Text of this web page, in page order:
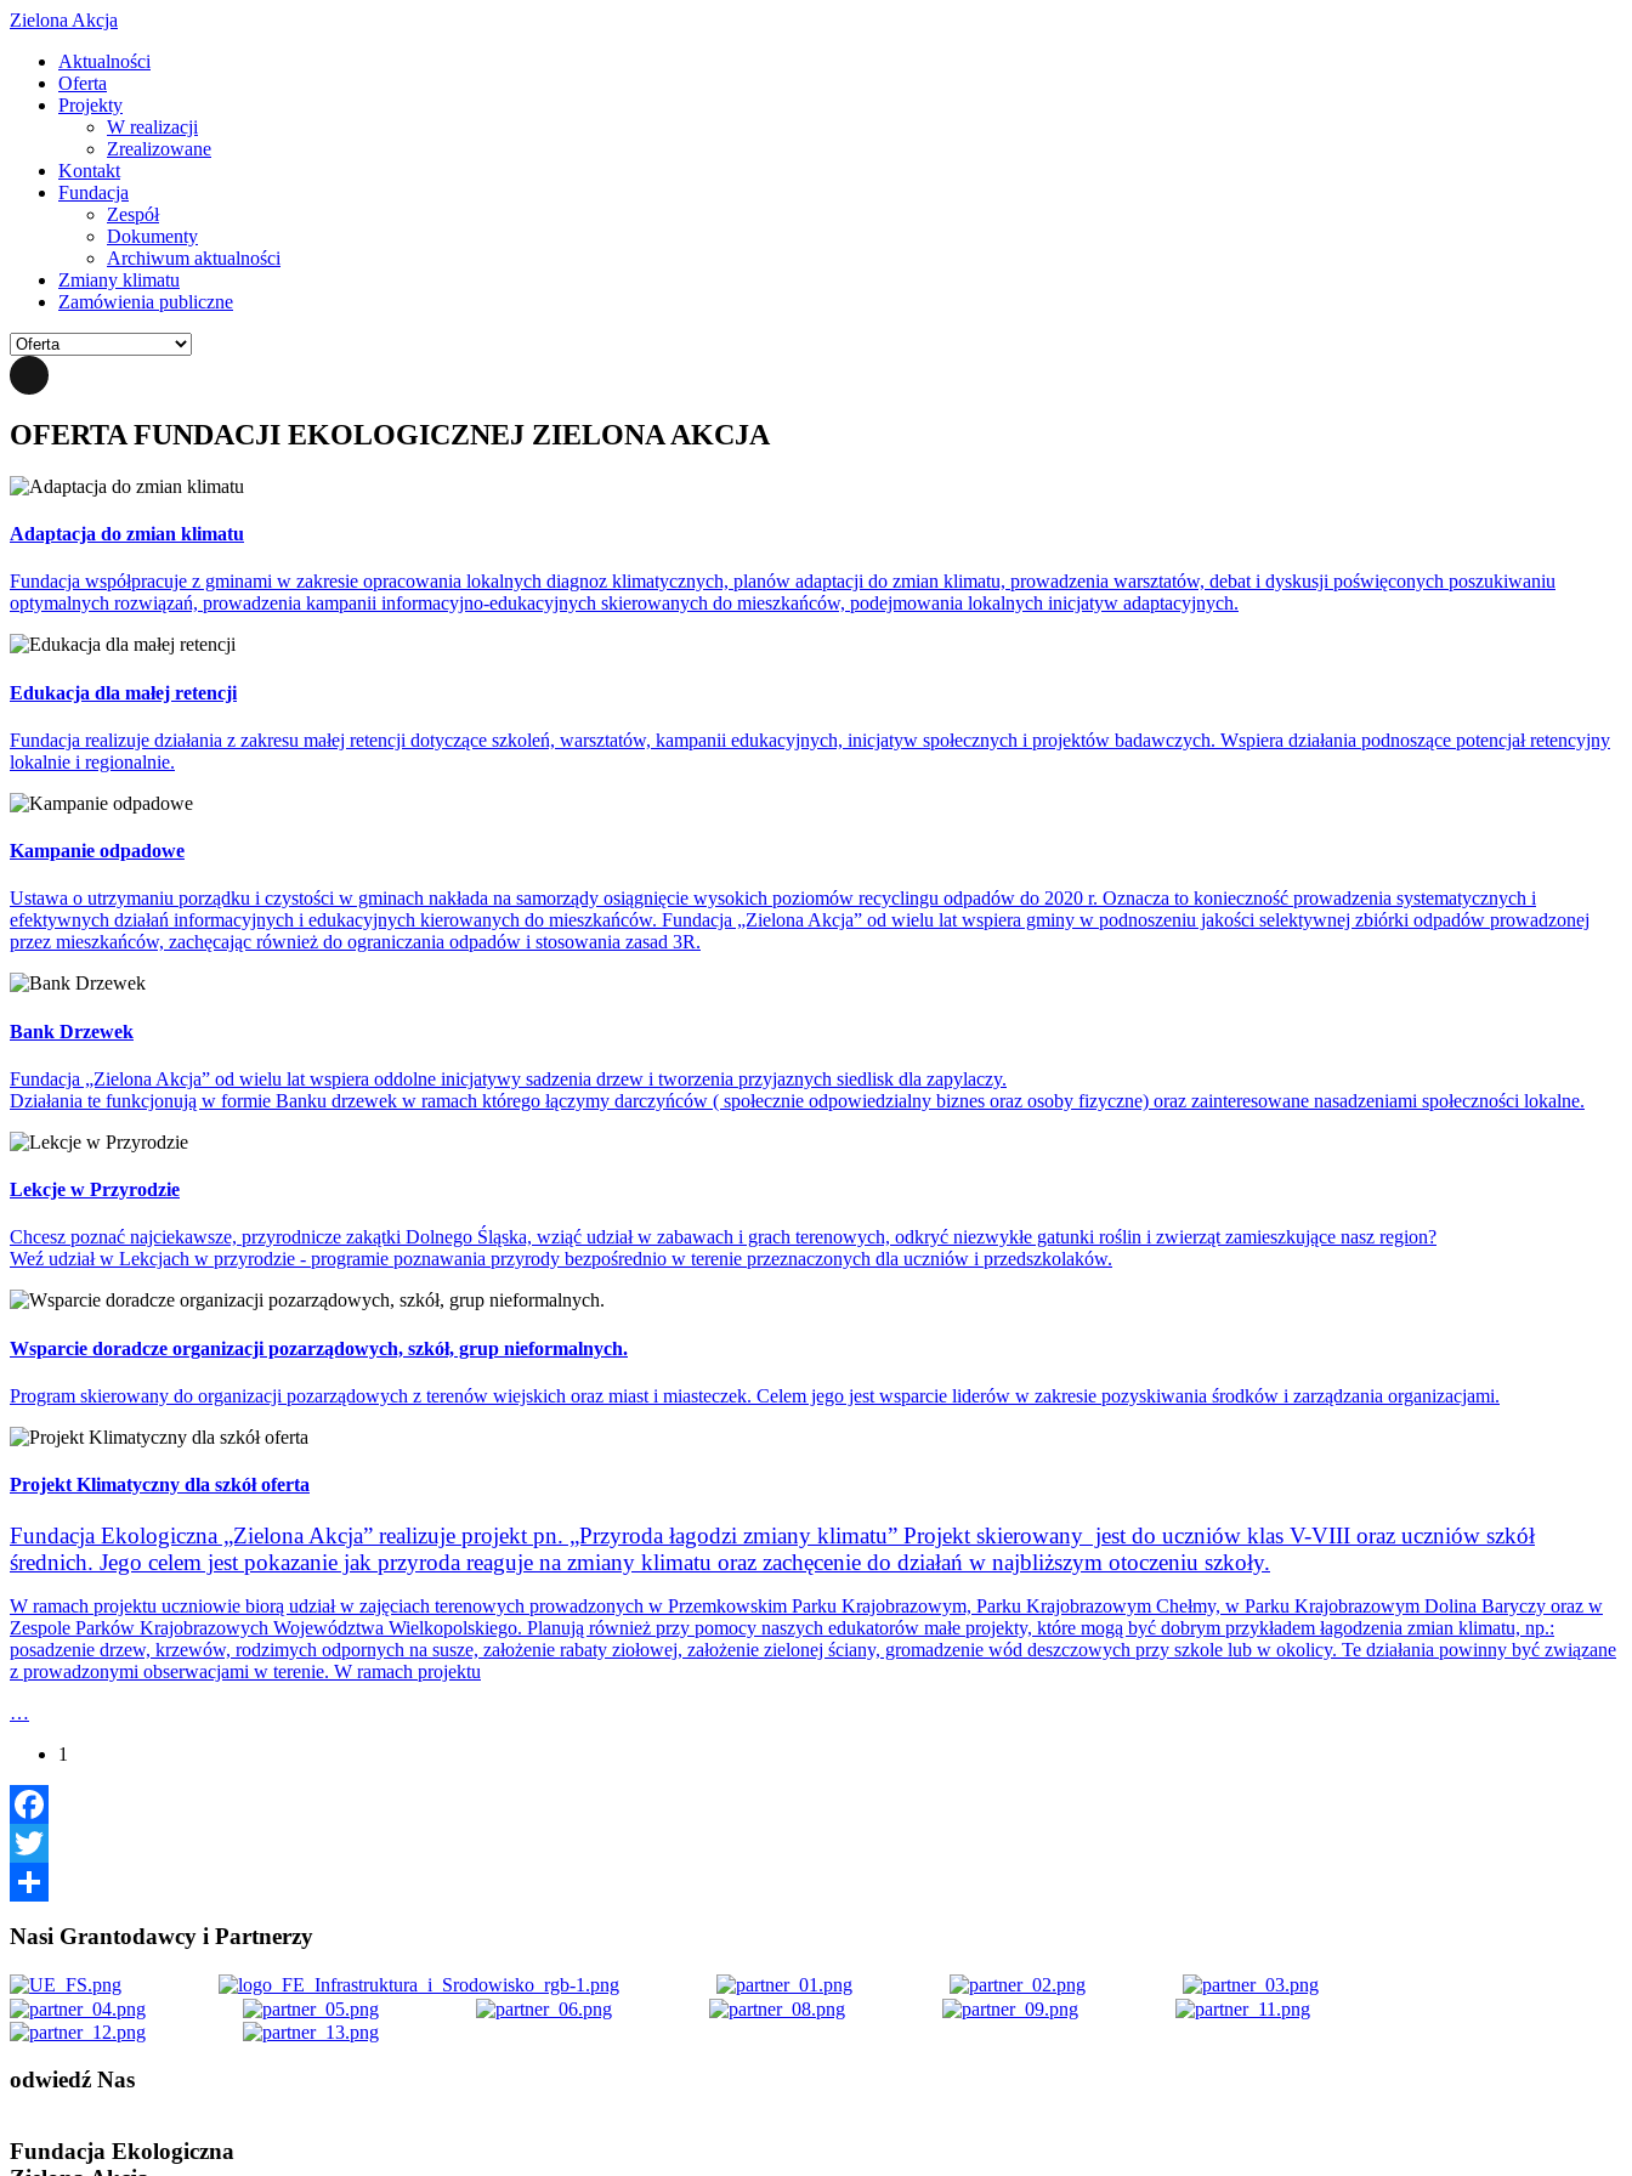
Zielona Akcja
Aktualności
Oferta
Projekty
W realizacji
Zrealizowane
Kontakt
Fundacja
Zespół
Dokumenty
Archiwum aktualności
Zmiany klimatu
Zamówienia publiczne
OFERTA FUNDACJI EKOLOGICZNEJ ZIELONA AKCJA
Adaptacja do zmian klimatu
Fundacja współpracuje z gminami w zakresie opracowania lokalnych diagnoz klimatycznych, planów adaptacji do zmian klimatu, prowadzenia warsztatów, debat i dyskusji poświęconych poszukiwaniu
optymalnych rozwiązań, prowadzenia kampanii informacyjno-edukacyjnych skierowanych do mieszkańców, podejmowania lokalnych inicjatyw adaptacyjnych.
Edukacja dla małej retencji
Fundacja realizuje działania z zakresu małej retencji dotyczące szkoleń, warsztatów, kampanii edukacyjnych, inicjatyw społecznych i projektów badawczych. Wspiera działania podnoszące potencjał retencyjny
lokalnie i regionalnie.
Kampanie odpadowe
Ustawa o utrzymaniu porządku i czystości w gminach nakłada na samorządy osiągnięcie wysokich poziomów recyclingu odpadów do 2020 r. Oznacza to konieczność prowadzenia systematycznych i
efektywnych działań informacyjnych i edukacyjnych kierowanych do mieszkańców. Fundacja „Zielona Akcja” od wielu lat wspiera gminy w podnoszeniu jakości selektywnej zbiórki odpadów prowadzonej
przez mieszkańców, zachęcając również do ograniczania odpadów i stosowania zasad 3R.
Bank Drzewek
Fundacja „Zielona Akcja” od wielu lat wspiera oddolne inicjatywy sadzenia drzew i tworzenia przyjaznych siedlisk dla zapylaczy.
Działania te funkcjonują w formie Banku drzewek w ramach którego łączymy darczyńców ( społecznie odpowiedzialny biznes oraz osoby fizyczne) oraz zainteresowane nasadzeniami społeczności lokalne.
Lekcje w Przyrodzie
Chcesz poznać najciekawsze, przyrodnicze zakątki Dolnego Śląska, wziąć udział w zabawach i grach terenowych, odkryć niezwykłe gatunki roślin i zwierząt zamieszkujące nasz region?
Weź udział w Lekcjach w przyrodzie - programie poznawania przyrody bezpośrednio w terenie przeznaczonych dla uczniów i przedszkolaków.
Wsparcie doradcze organizacji pozarządowych, szkół, grup nieformalnych.
Program skierowany do organizacji pozarządowych z terenów wiejskich oraz miast i miasteczek. Celem jego jest wsparcie liderów w zakresie pozyskiwania środków i zarządzania organizacjami.
Projekt Klimatyczny dla szkół oferta
Fundacja Ekologiczna „Zielona Akcja” realizuje projekt pn. „Przyroda łagodzi zmiany klimatu” Projekt skierowany jest do uczniów klas V-VIII oraz uczniów szkół
średnich. Jego celem jest pokazanie jak przyroda reaguje na zmiany klimatu oraz zachęcenie do działań w najbliższym otoczeniu szkoły.
W ramach projektu uczniowie biorą udział w zajęciach terenowych prowadzonych w Przemkowskim Parku Krajobrazowym, Parku Krajobrazowym Chełmy, w Parku Krajobrazowym Dolina Baryczy oraz w
Zespole Parków Krajobrazowych Województwa Wielkopolskiego. Planują również przy pomocy naszych edukatorów małe projekty, które mogą być dobrym przykładem łagodzenia zmian klimatu, np.:
posadzenie drzew, krzewów, rodzimych odpornych na susze, założenie rabaty ziołowej, założenie zielonej ściany, gromadzenie wód deszczowych przy szkole lub w okolicy. Te działania powinny być związane
z prowadzonymi obserwacjami w terenie. W ramach projektu
…
1
Facebook
Twitter
Nasi Grantodawcy i Partnerzy
odwiedź Nas
Fundacja Ekologiczna